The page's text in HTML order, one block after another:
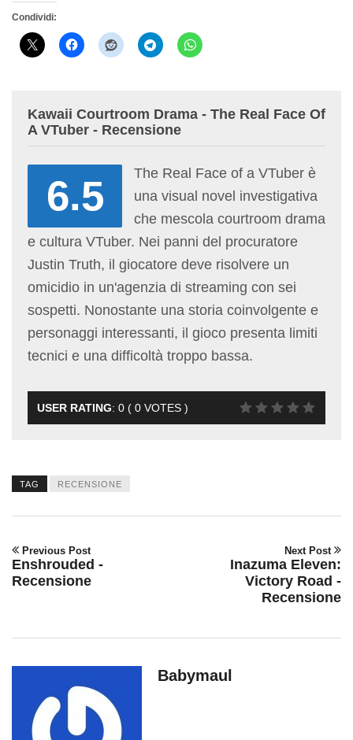
Condividi:
Kawaii Courtroom Drama - The Real Face Of
A VTuber - Recensione
6.5
The Real Face of a VTuber è
una visual novel investigativa
che mescola courtroom drama
e cultura VTuber. Nei panni del procuratore
Justin Truth, il giocatore deve risolvere un
omicidio in un'agenzia di streaming con sei
sospetti. Nonostante una storia coinvolgente e
personaggi interessanti, il gioco presenta limiti
tecnici e una difficoltà troppo bassa.
USER RATING: 0 ( 0 VOTES )
TAG RECENSIONE
Previous Post
Enshrouded -
Recensione
Next Post
Inazuma Eleven:
Victory Road -
Recensione
Babymaul